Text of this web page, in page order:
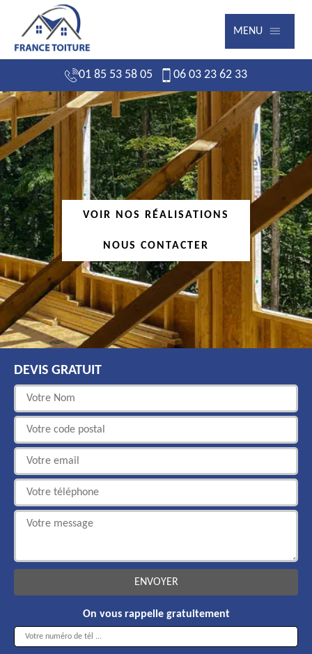
MENU
01 85 53 58 05 06 03 23 62 33
VOIR NOS RÉALISATIONS
NOUS CONTACTER
DEVIS GRATUIT
On vous rappelle gratuitement